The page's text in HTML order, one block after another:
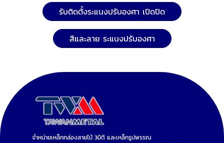
รับติดตั้งระแนงปรับองศา เปิดปิด
สีและลาย ระแนงปรับองศา
จำหน่ายเหล็กกล่องลายไม้ 3มิติ และเหล็กรูปพรรณ